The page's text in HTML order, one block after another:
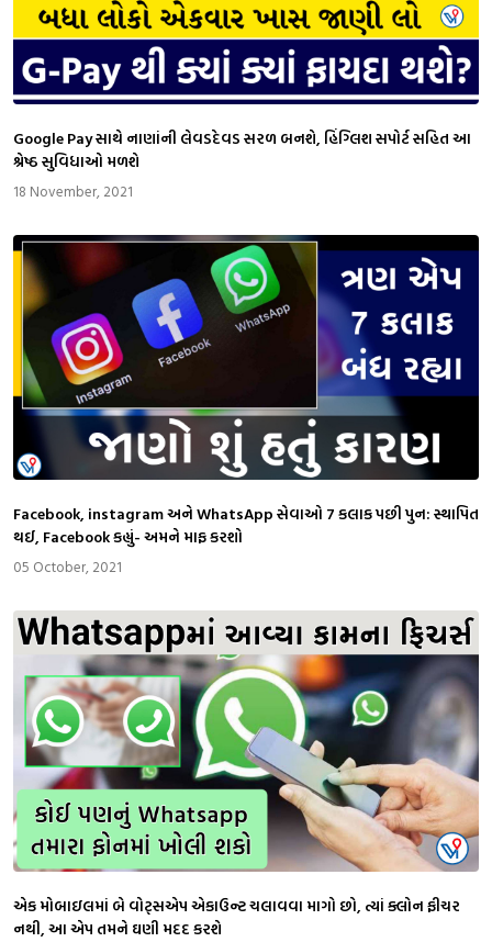
Google Pay સાથે નાણાંની લેવડદેવડ સરળ બનશે, હિંગ્લિશ સપોર્ટ સહિત આ
શ્રેષ્ઠ સુવિધાઓ મળશે
18 November, 2021
Facebook, instagram અને WhatsApp સેવાઓ 7 કલાક પછી પુન: સ્થાપિત
થઈ, Facebook કહ્યું- અમને માફ કરશો
05 October, 2021
એક મોબાઇલમાં બે વોટ્સએપ એકાઉન્ટ ચલાવવા માગો છો, ત્યાં ક્લોન ફીચર
નથી, આ એપ તમને ઘણી મદદ કરશે